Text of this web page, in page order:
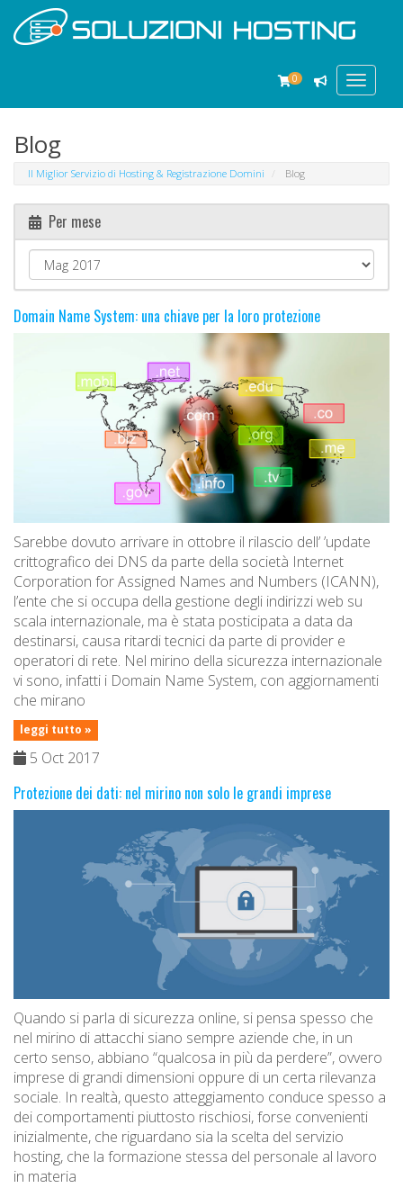
Toggle
0
Blog
Il Miglior Servizio di Hosting & Registrazione Domini Blog
Per mese
Domain Name System: una chiave per la loro protezione
Sarebbe dovuto arrivare in ottobre il rilascio dell’ ’update
crittografico dei DNS da parte della società Internet
Corporation for Assigned Names and Numbers (ICANN),
l’ente che si occupa della gestione degli indirizzi web su
scala internazionale, ma è stata posticipata a data da
destinarsi, causa ritardi tecnici da parte di provider e
operatori di rete. Nel mirino della sicurezza internazionale
vi sono, infatti i Domain Name System, con aggiornamenti
che mirano
leggi tutto »
5 Oct 2017
Protezione dei dati: nel mirino non solo le grandi imprese
Quando si parla di sicurezza online, si pensa spesso che
nel mirino di attacchi siano sempre aziende che, in un
certo senso, abbiano “qualcosa in più da perdere”, ovvero
imprese di grandi dimensioni oppure di un certa rilevanza
sociale. In realtà, questo atteggiamento conduce spesso a
dei comportamenti piuttosto rischiosi, forse convenienti
inizialmente, che riguardano sia la scelta del servizio
hosting, che la formazione stessa del personale al lavoro
in materia